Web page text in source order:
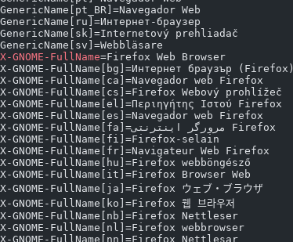
GenericName[pt_BR]=Navegador Web
GenericName[ru]=Интернет-браузер
GenericName[sk]=Internetový prehliadač
GenericName[sv]=Webbläsare
X-GNOME-FullName=Firefox Web Browser
X-GNOME-FullName[bg]=Интернет браузър (Firefox)
X-GNOME-FullName[ca]=Navegador web Firefox
X-GNOME-FullName[cs]=Firefox Webový prohlížeč
X-GNOME-FullName[el]=Περιηγήτης Ιστού Firefox
X-GNOME-FullName[es]=Navegador web Firefox
X-GNOME-FullName[fa]=مرورگر اینترنتی Firefox
X-GNOME-FullName[fi]=Firefox-selain
X-GNOME-FullName[fr]=Navigateur Web Firefox
X-GNOME-FullName[hu]=Firefox webböngésző
X-GNOME-FullName[it]=Firefox Browser Web
X-GNOME-FullName[ja]=Firefox ウェブ・ブラウザ
X-GNOME-FullName[ko]=Firefox 웹 브라우저
X-GNOME-FullName[nb]=Firefox Nettleser
X-GNOME-FullName[nl]=Firefox webbrowser
X-GNOME-FullName[nn]=Firefox Nettlesar